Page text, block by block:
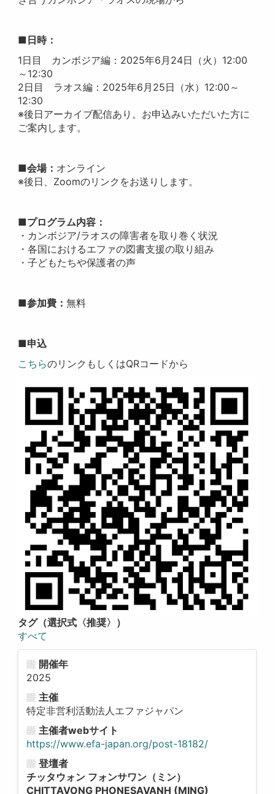
■日時：
1日目 カンボジア編：2025年6月24日（火）12:00
～12:30
2日目 ラオス編：2025年6月25日（水）12:00～
12:30
※後日アーカイブ配信あり。お申込みいただいた方に
ご案内します。
■会場： オンライン
※後日、Zoomのリンクをお送りします。
■プログラム内容：
・カンボジア/ラオスの障害者を取り巻く状況
・各国におけるエファの図書支援の取り組み
・子どもたちや保護者の声
■参加費：無料
■申込
こちらのリンクもしくはQRコードから
タグ（選択式〈推奨〉）
すべて
開催年
2025
主催
特定非営利活動法人エファジャパン
主催者webサイト
https://www.efa-japan.org/post-18182/
登壇者
チッタウォン フォンサワン（ミン）
CHITTAVONG PHONESAVANH (MING)